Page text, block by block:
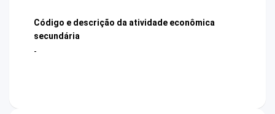
Código e descrição da atividade econômica
secundária
-